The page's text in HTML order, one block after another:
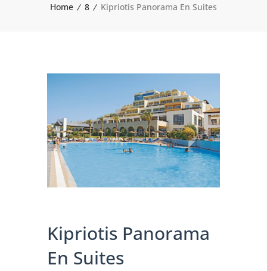
Home 8 Kipriotis Panorama En Suites
Kipriotis Panorama
En Suites